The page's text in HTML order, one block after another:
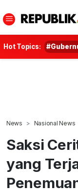
Hot Topics:
News Nasional News
Saksi
yang